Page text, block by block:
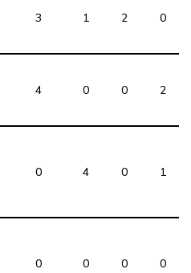
3 1 2 0
4 0 0 2
0 4 0 1
0 0 0 0